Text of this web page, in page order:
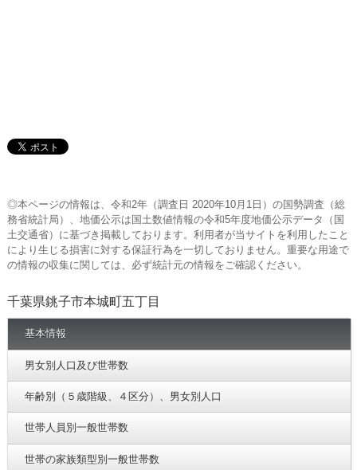
◎本ページの情報は、令和2年（調査日 2020年10月1日）の国勢調査（総
務省統計局）、地価公示は国土数値情報の令和5年度地価公示データ（国
土交通省）に基づき掲載しております。利用者が当サイトを利用したこと
により生じる損害に対する保証行為を一切しておりません。重要な用途で
の情報の収集に関しては、必ず統計元の情報をご確認ください。
千葉県銚子市本城町五丁目
基本情報
男女別人口及び世帯数
年齢別（５歳階級、４区分）、男女別人口
世帯人員別一般世帯数
世帯の家族類型別一般世帯数